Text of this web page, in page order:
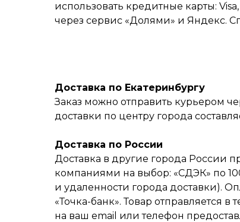
использовать кредитные карты:
через сервис «‎Долями» и Яндекс.
Доставка по Екатеринбургу
Заказ можно отправить курьером
доставки по центру города
Доставка по России
Доставка в другие города России
компаниями на выбор: «СДЭК» по
и удаленности города доставки).
«Точка-банк». Товар отправляется
на ваш email или телефон